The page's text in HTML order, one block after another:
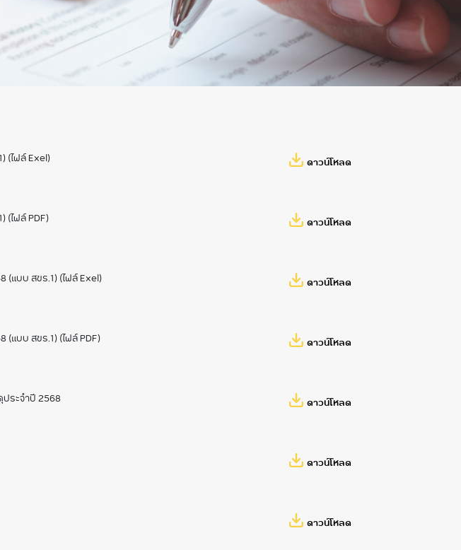
(ไฟล์ Exel) ดาวน์โหลด
ไฟล์ PDF) ดาวน์โหลด
แบบ สขร.1) (ไฟล์ Exel) ดาวน์โหลด
บบ สขร.1) (ไฟล์ PDF) ดาวน์โหลด
ระจำปี 2568 ดาวน์โหลด
ดาวน์โหลด
ดาวน์โหลด